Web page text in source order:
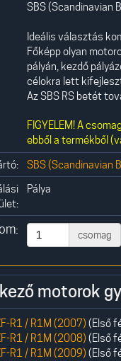
SBS (Scandinavian
Ideális választás
Főképp olyan
pályán, kezdő
célokra lett
Az SBS RS betét
FIGYELEM! A
ebből a termékből
SBS (Scandinavian
Pálya
csomag
motorok
R1 / R1M (2007) (Első
R1 / R1M (2008) (Első
R1 / R1M (2009) (Első